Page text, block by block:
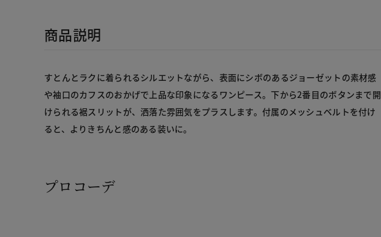
商品説明
すとんとラクに着られるシルエットながら、表面にシボのあるジョーゼットの素材感
や袖口のカフスのおかげで上品な印象になるワンピース。下から2番目のボタンまで開
けられる裾スリットが、洒落た雰囲気をプラスします。付属のメッシュベルトを付け
ると、よりきちんと感のある装いに。
プロコーデ